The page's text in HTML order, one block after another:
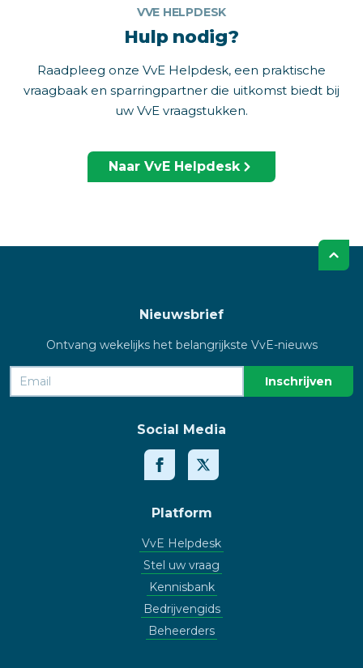
VVE HELPDESK
Hulp nodig?
Raadpleeg onze VvE Helpdesk, een praktische
vraagbaak en sparringpartner die uitkomst biedt bij
uw VvE vraagstukken.
Naar VvE Helpdesk
Nieuwsbrief
Ontvang wekelijks het belangrijkste VvE-nieuws
Social Media
Platform
VvE Helpdesk
Stel uw vraag
Kennisbank
Bedrijvengids
Beheerders